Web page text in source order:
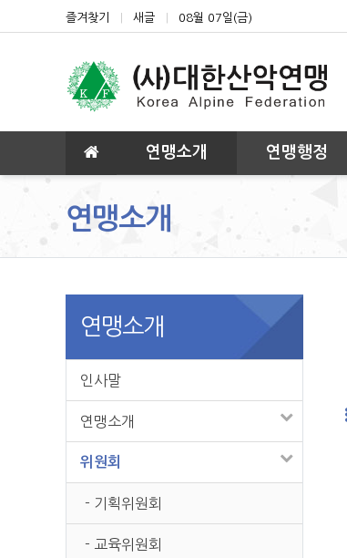
상단 네비
즐겨찾기 새글 08월 07일(금)
메인 메뉴 연맹소개 연맹행정
연맹소개
연맹소개
인사말
연맹소개
위원회
- 기획위원회
- 교육위원회